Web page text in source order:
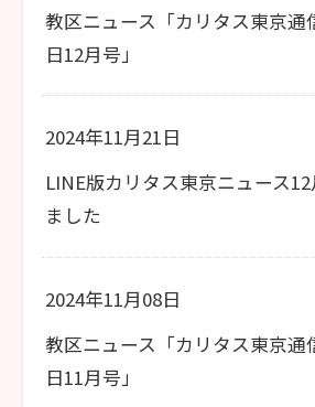
教区ニュース「カリタス東京通
日12月号」
2024年11月21日
LINE版カリタス東京ニュース
ました
2024年11月08日
教区ニュース「カリタス東京通
日11月号」